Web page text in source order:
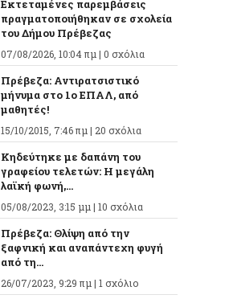
Εκτεταμένες παρεμβάσεις
πραγματοποιήθηκαν σε σχολεία
του Δήμου Πρέβεζας
07/08/2026, 10:04 πμ | 0 σχόλια
Πρέβεζα: Αντιρατσιστικό
μήνυμα στο 1ο ΕΠΑΛ, από
μαθητές!
15/10/2015, 7:46 πμ | 20 σχόλια
Κηδεύτηκε με δαπάνη του
γραφείου τελετών: Η μεγάλη
λαϊκή φωνή,...
05/08/2023, 3:15 μμ | 10 σχόλια
Πρέβεζα: Θλίψη από την
ξαφνική και αναπάντεχη φυγή
από τη...
26/07/2023, 9:29 πμ | 1 σχόλιο